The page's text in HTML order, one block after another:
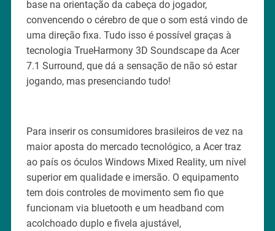
base na orientação da cabeça do jogador,
convencendo o cérebro de que o som está vindo de
uma direção fixa. Tudo isso é possível graças à
tecnologia TrueHarmony 3D Soundscape da Acer
7.1 Surround, que dá a sensação de não só estar
jogando, mas presenciando tudo!
Para inserir os consumidores brasileiros de vez na
maior aposta do mercado tecnológico, a Acer traz
ao país os óculos Windows Mixed Reality, um nível
superior em qualidade e imersão. O equipamento
tem dois controles de movimento sem fio que
funcionam via bluetooth e um headband com
acolchoado duplo e fivela ajustável,